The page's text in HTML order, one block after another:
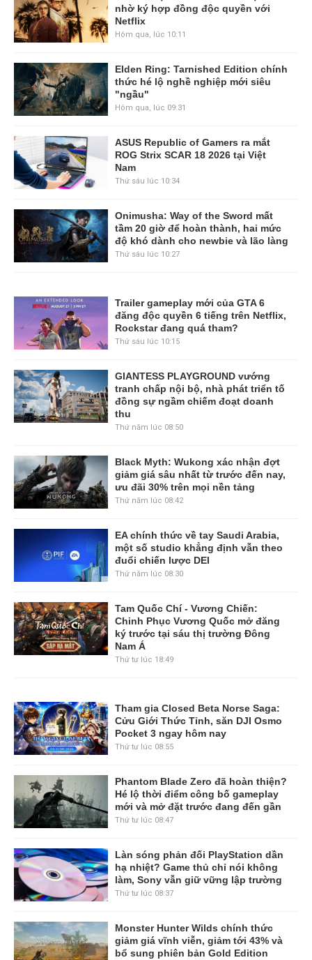
nhờ ký hợp đồng độc quyền với
Netflix
Hôm qua, lúc 10:11
Elden Ring: Tarnished Edition chính
thức hé lộ nghề nghiệp mới siêu
"ngầu"
Hôm qua, lúc 09:31
ASUS Republic of Gamers ra mắt
ROG Strix SCAR 18 2026 tại Việt
Nam
Thứ sáu lúc 10:34
Onimusha: Way of the Sword mất
tầm 20 giờ để hoàn thành, hai mức
độ khó dành cho newbie và lão làng
Thứ sáu lúc 10:27
Trailer gameplay mới của GTA 6
đăng độc quyền 6 tiếng trên Netflix,
Rockstar đang quá tham?
Thứ sáu lúc 10:15
GIANTESS PLAYGROUND vướng
tranh chấp nội bộ, nhà phát triển tố
đồng sự ngầm chiếm đoạt doanh
thu
Thứ năm lúc 08:50
Black Myth: Wukong xác nhận đợt
giảm giá sâu nhất từ trước đến nay,
ưu đãi 30% trên mọi nền tảng
Thứ năm lúc 08:42
EA chính thức về tay Saudi Arabia,
một số studio khẳng định vẫn theo
đuổi chiến lược DEI
Thứ năm lúc 08:30
Tam Quốc Chí - Vương Chiến:
Chinh Phục Vương Quốc mở đăng
ký trước tại sáu thị trường Đông
Nam Á
Thứ tư lúc 18:49
Tham gia Closed Beta Norse Saga:
Cửu Giới Thức Tỉnh, săn DJI Osmo
Pocket 3 ngay hôm nay
Thứ tư lúc 08:55
Phantom Blade Zero đã hoàn thiện?
Hé lộ thời điểm công bố gameplay
mới và mở đặt trước đang đến gần
Thứ tư lúc 08:47
Làn sóng phản đối PlayStation dần
hạ nhiệt? Game thủ chỉ nói không
làm, Sony vẫn giữ vững lập trường
Thứ tư lúc 08:37
Monster Hunter Wilds chính thức
giảm giá vĩnh viễn, giảm tới 43% và
bổ sung phiên bản Gold Edition